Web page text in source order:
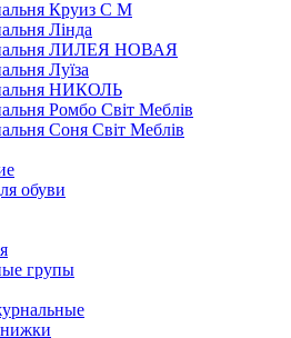
Круиз С М
Лінда
ЛИЛЕЯ НОВАЯ
Луїза
НИКОЛЬ
Ромбо Світ Меблів
Соня Світ Меблів
обуви
групы